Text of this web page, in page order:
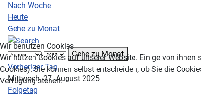
Nach Woche
Heute
Gehe zu Monat
Gehe zu Monat
Vorheriger Tag
Mittwoch, 27. August 2025
Folgetag
Wir benutzen Cookies
Wir nutzen Cookies auf unserer Website. Einige von
Cookies). Sie können selbst entscheiden, ob Sie die
Verfügung stehen.